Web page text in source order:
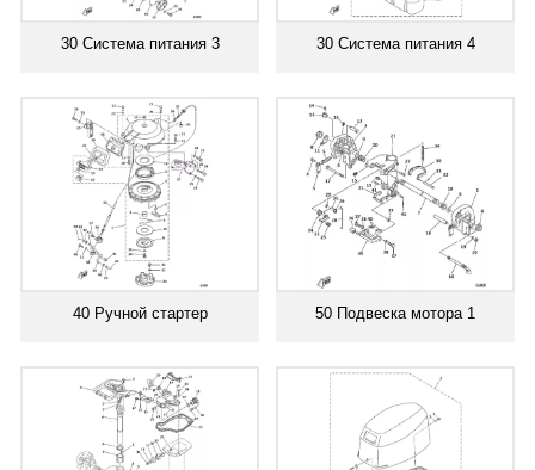
30 Система питания 3 30 Система питания 4
40 Ручной стартер 50 Подвеска мотора 1